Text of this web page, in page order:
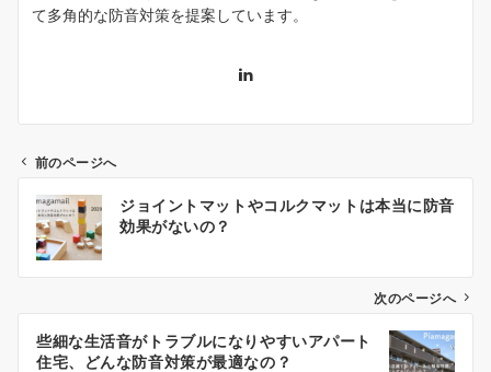
て多角的な防音対策を提案しています。
ー
前のページへ
ジョイントマットやコルクマットは本当に防音
効果がないの？
次のページへ
些細な生活音がトラブルになりやすいアパート
住宅、どんな防音対策が最適なの？